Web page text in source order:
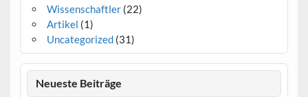
Wissenschaftler(22)
Artikel (1)
Uncategorized(31)
Neueste Beiträge